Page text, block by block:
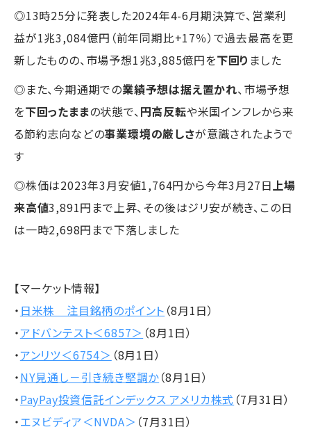
◎13時25分に発表した2024年4-6月期決算で、営業利
益が1兆3,084億円（前年同期比+17％）で過去最高を更
新したものの、市場予想1兆3,885億円を下回り ました
◎また、今期通期での業績予想は据え置かれ、市場予想
を下回ったままの状態で、 円高反転や米国インフレから来
る節約志向などの事業環境の厳しさが意識されたようで
す
◎株価は2023年3月安値1,764円から今年3月27日 上場
来高値3,891円まで上昇、その後はジリ安が続き、この日
は一時2,698円まで下落しました
【マーケット情報】
・ 日米株 注目銘柄のポイント （8月1日）
・アドバンテスト＜6857＞ （8月1日）
・アンリツ＜6754＞ （8月1日）
・NY見通し－引き続き堅調か（8月1日）
・PayPay投資信託インデックス アメリカ株式 （7月31日）
・エヌビディア＜NVDA＞ （7月31日）